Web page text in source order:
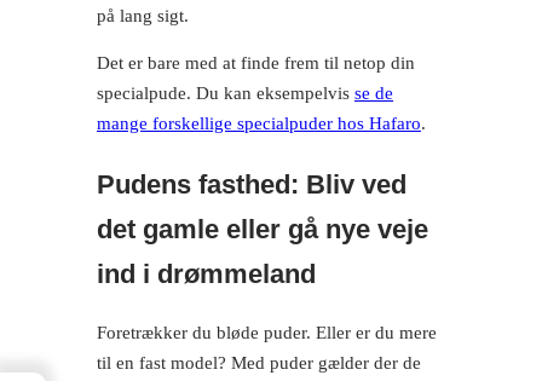
på lang sigt.
Det er bare med at finde frem til netop din
specialpude. Du kan eksempelvis se de
mange forskellige specialpuder hos Hafaro.
Pudens fasthed: Bliv ved
det gamle eller gå nye veje
ind i drømmeland
Foretrækker du bløde puder. Eller er du mere
til en fast model? Med puder gælder der de